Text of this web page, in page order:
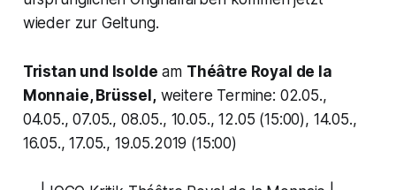
wieder zur Geltung.
Tristan und Isolde am Théâtre Royal de la
Monnaie, Brüssel,weitere Termine: 02.05.,
04.05., 07.05., 08.05., 10.05., 12.05 (15:00), 14.05.,
16.05., 17.05., 19.05.2019 (15:00)